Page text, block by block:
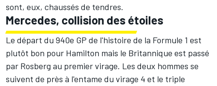
sont, eux, chaussés de tendres.
Mercedes, collision des étoiles
Le départ du 940e GP de l'histoire de la Formule 1 est
plutôt bon pour Hamilton mais le Britannique est passé
par Rosberg au premier virage. Les deux hommes se
suivent de près à l'entame du virage 4 et le triple